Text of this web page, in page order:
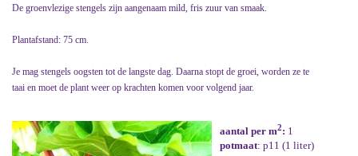
De groenvlezige stengels zijn aangenaam mild, fris zuur van smaak.
Plantafstand: 75 cm.
Je mag stengels oogsten tot de langste dag. Daarna stopt de groei, worden ze te
taai en moet de plant weer op krachten komen voor volgend jaar.
aantal per m2: 1
potmaat: p11 (1 liter)